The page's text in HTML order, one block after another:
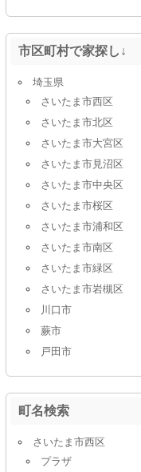
市区町村で家探し↓
埼玉県
さいたま市西区
さいたま市北区
さいたま市大宮区
さいたま市見沼区
さいたま市中央区
さいたま市桜区
さいたま市浦和区
さいたま市南区
さいたま市緑区
さいたま市岩槻区
川口市
蕨市
戸田市
町名検索
さいたま市西区
プラザ